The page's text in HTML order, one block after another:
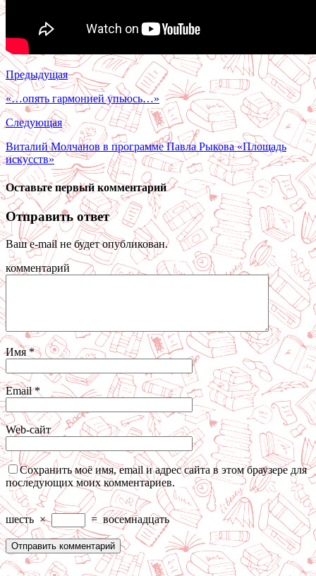
Предыдущая
«…опять гармонией упьюсь…»
Следующая
Виталий Молчанов в программе Павла Рыкова «Площадь
искусств»
Оставьте первый комментарий
Отправить ответ
Ваш e-mail не будет опубликован.
комментарий
Имя*
Email*
Web-сайт
Сохранить моё имя, email и адрес сайта в этом браузере для
последующих моих комментариев.
шесть × = восемнадцать